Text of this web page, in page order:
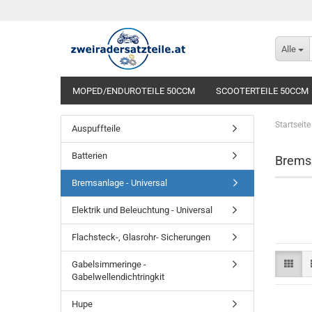
Alle
MOPED/ENDUROTEILE 50CCM SCOOTERTEILE 50CCM
Startseite
Auspuffteile
Batterien
Bremsanlage - Universal
Elektrik und Beleuchtung - Universal
Flachsteck-, Glasrohr- Sicherungen
Gabelsimmeringe -
Gabelwellendichtringkit
Hupe